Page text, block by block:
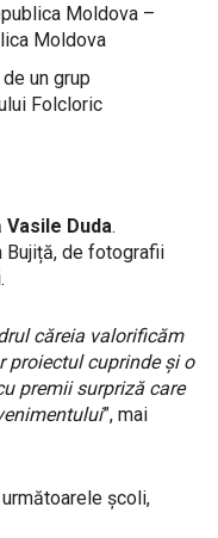
Moldova –
Moldova
un grup
Folcloric
Vasile Duda.
Bujiță, de fotografii
căreia valorificăm
proiectul cuprinde și o
premii surpriză care
”, mai
şcoli,